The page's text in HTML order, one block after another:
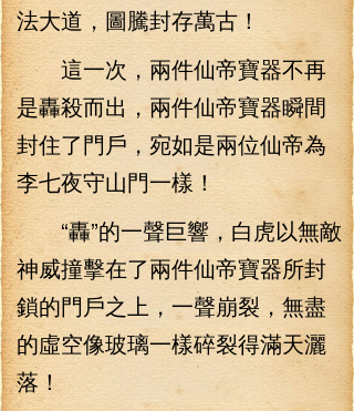
法大道，圖騰封存萬古！
這一次，兩件仙帝寶器不再
是轟殺而出，兩件仙帝寶器瞬間
封住了門戶，宛如是兩位仙帝為
李七夜守山門一樣！
“轟”的一聲巨響，白虎以無敵
神威撞擊在了兩件仙帝寶器所封
鎖的門戶之上，一聲崩裂，無盡
的虛空像玻璃一樣碎裂得滿天灑
落！